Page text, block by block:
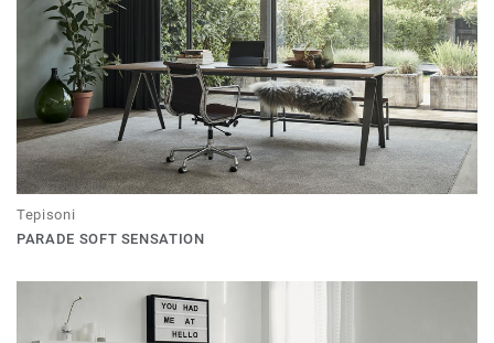
Tepisoni
PARADE SOFT SENSATION